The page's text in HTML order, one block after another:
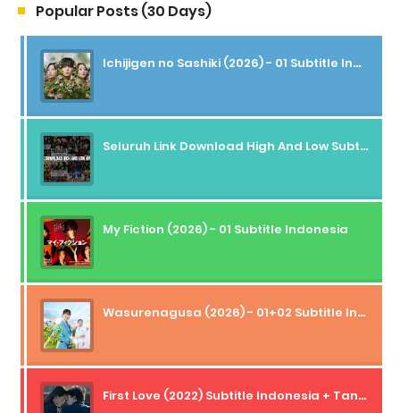
Popular Posts (30 Days)
Ichijigen no Sashiki (2026) - 01 Subtitle Indonesia
Seluruh Link Download High And Low Subtitle Indonesia
My Fiction (2026) - 01 Subtitle Indonesia
Wasurenagusa (2026) - 01+02 Subtitle Indonesia
First Love (2022) Subtitle Indonesia + Tanpa Iklan + Streaming + 1080p